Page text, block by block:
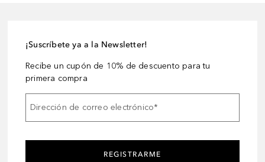
¡Suscríbete ya a la Newsletter!
Recibe un cupón de 10% de descuento para tu
primera compra
Dirección de correo electrónico*
REGISTRARME